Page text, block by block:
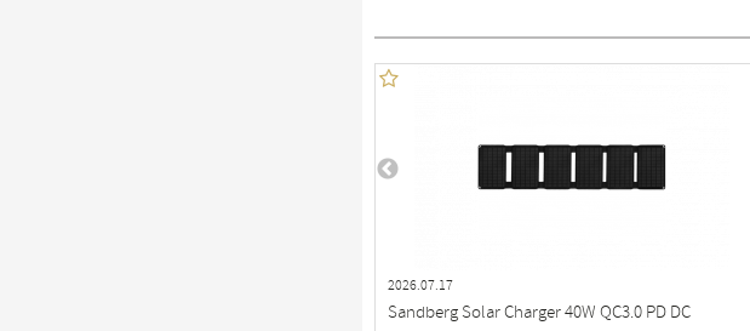
2026.07.17
Sandberg Solar Charger 40W QC3.0 PD DC